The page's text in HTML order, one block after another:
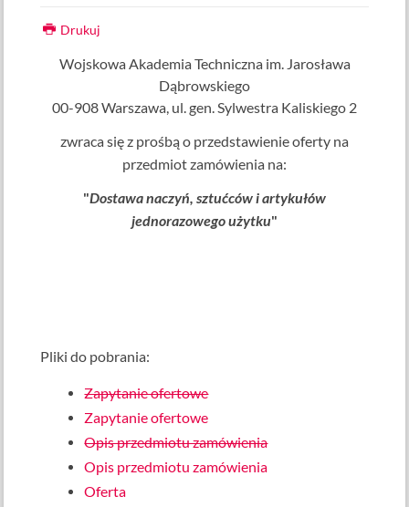
Drukuj
Wojskowa Akademia Techniczna im. Jarosława
Dąbrowskiego
00-908 Warszawa, ul. gen. Sylwestra Kaliskiego 2
zwraca się z prośbą o przedstawienie oferty na
przedmiot zamówienia na:
"Dostawa naczyń, sztućców i artykułów
jednorazowego użytku"
Pliki do pobrania:
Zapytanie ofertowe
Zapytanie ofertowe
Opis przedmiotu zamówienia
Opis przedmiotu zamówienia
Oferta